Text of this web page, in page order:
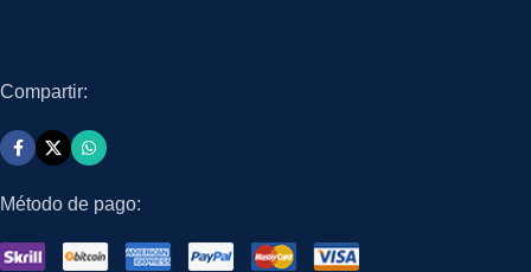
Compartir:
Método de pago: